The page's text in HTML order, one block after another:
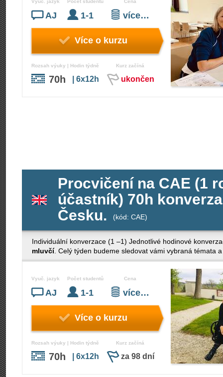
Vyuč. jazyk
AJ
Počet studentů
1-1
Cena
více…
Více o kurzu
Rozsah výuky | Hodin týdně
70h | 6x12h
Kurz začíná
ukončen
Procvičení na CAE (1
účastník) 70h
Česku.
(kód: CAE)
Individuální konverzace (1 –1) Jednotlivé hodinové
mluvčí. Celý týden budeme sledovat vámi vybraná témata
Vyuč. jazyk
AJ
Počet studentů
1-1
Cena
více…
Více o kurzu
Rozsah výuky | Hodin týdně
70h | 6x12h
Kurz začíná
za 98 dní